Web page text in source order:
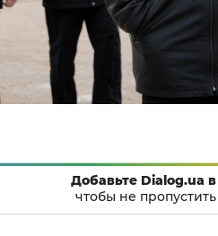
Добавьте Dialog.ua
чтобы не